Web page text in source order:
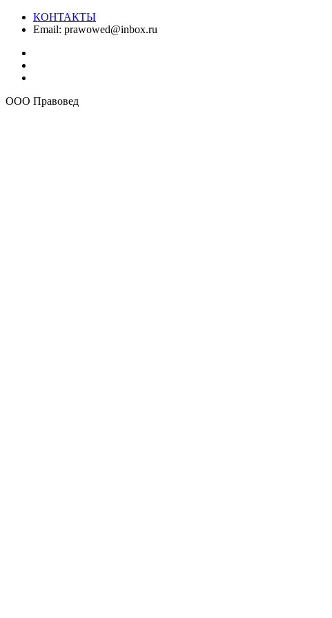
КОНТАКТЫ
Email: prawowed@inbox.ru
ООО Правовед